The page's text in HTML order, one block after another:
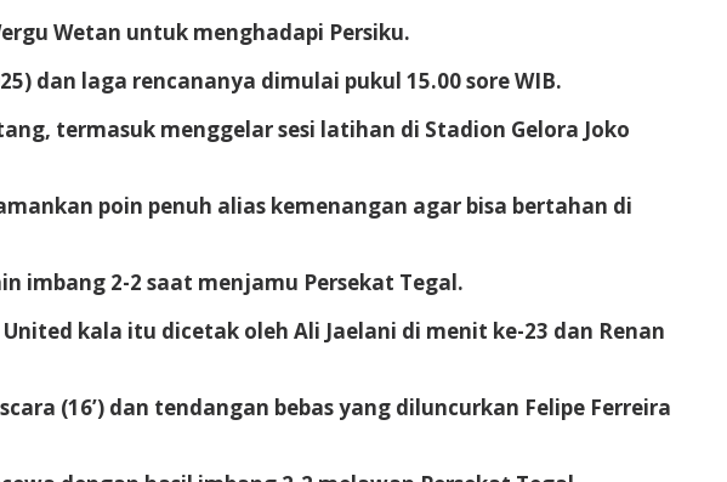
Wetan untuk menghadapi Persiku.
dan laga rencananya dimulai pukul 15.00 sore WIB.
termasuk menggelar sesi latihan di Stadion Gelora Joko
poin penuh alias kemenangan agar bisa bertahan di
imbang 2-2 saat menjamu Persekat Tegal.
kala itu dicetak oleh Ali Jaelani di menit ke-23 dan Renan
(16’) dan tendangan bebas yang diluncurkan Felipe Ferreira